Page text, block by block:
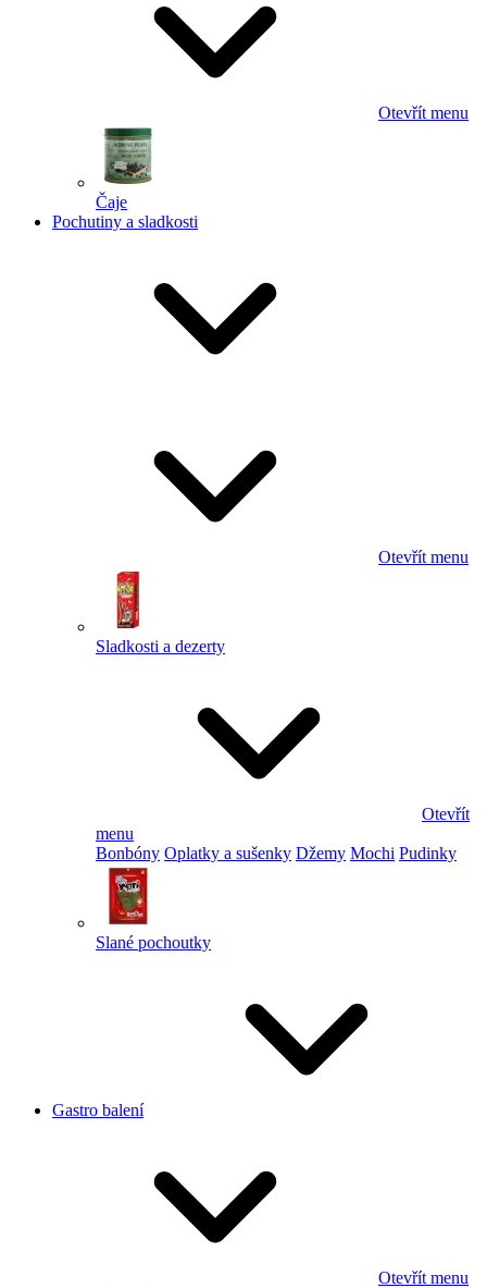
Otevřít menu
Čaje
Pochutiny a sladkosti
Otevřít menu
Sladkosti a dezerty
Otevřít
menu
Bonbóny Oplatky a sušenky Džemy Mochi Pudinky
Slané pochoutky
Gastro balení
Otevřít menu